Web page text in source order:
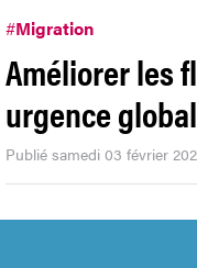
#Migration
Améliorer les
urgence
Publié samedi 03 février